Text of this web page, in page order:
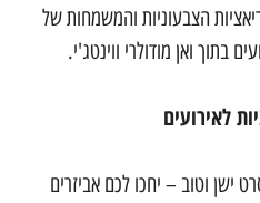
הצבעוניות והמשמחות של
בתוך ואן מודולרי ווינטג'י.
לאירועים
ישן וטוב – יחכו לכם אביזרים